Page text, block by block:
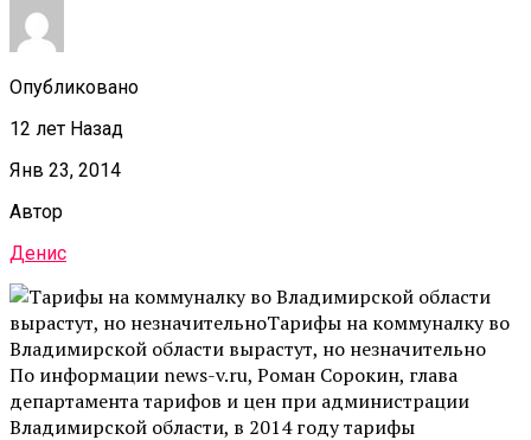
Опубликовано
12 лет Назад
Янв 23, 2014
Автор
Денис
По информации news-v.ru, Роман Сорокин, глава
департамента тарифов и цен при администрации
Владимирской области, в 2014 году тарифы